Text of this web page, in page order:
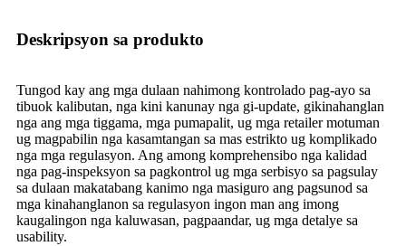
Deskripsyon sa produkto
Tungod kay ang mga dulaan nahimong kontrolado pag-ayo sa
tibuok kalibutan, nga kini kanunay nga gi-update, gikinahanglan
nga ang mga tiggama, mga pumapalit, ug mga retailer motuman
ug magpabilin nga kasamtangan sa mas estrikto ug komplikado
nga mga regulasyon. Ang among komprehensibo nga kalidad
nga pag-inspeksyon sa pagkontrol ug mga serbisyo sa pagsulay
sa dulaan makatabang kanimo nga masiguro ang pagsunod sa
mga kinahanglanon sa regulasyon ingon man ang imong
kaugalingon nga kaluwasan, pagpaandar, ug mga detalye sa
usability.